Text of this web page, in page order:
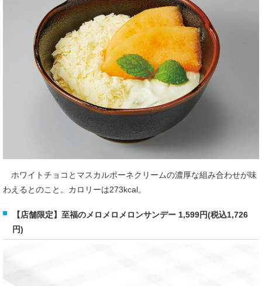
ホワイトチョコとマスカルポーネクリームの濃厚な組み合わせが味
わえるとのこと。カロリーは273kcal。
【店舗限定】至福のメロメロメロンサンデー 1,599円(税込1,726
円)